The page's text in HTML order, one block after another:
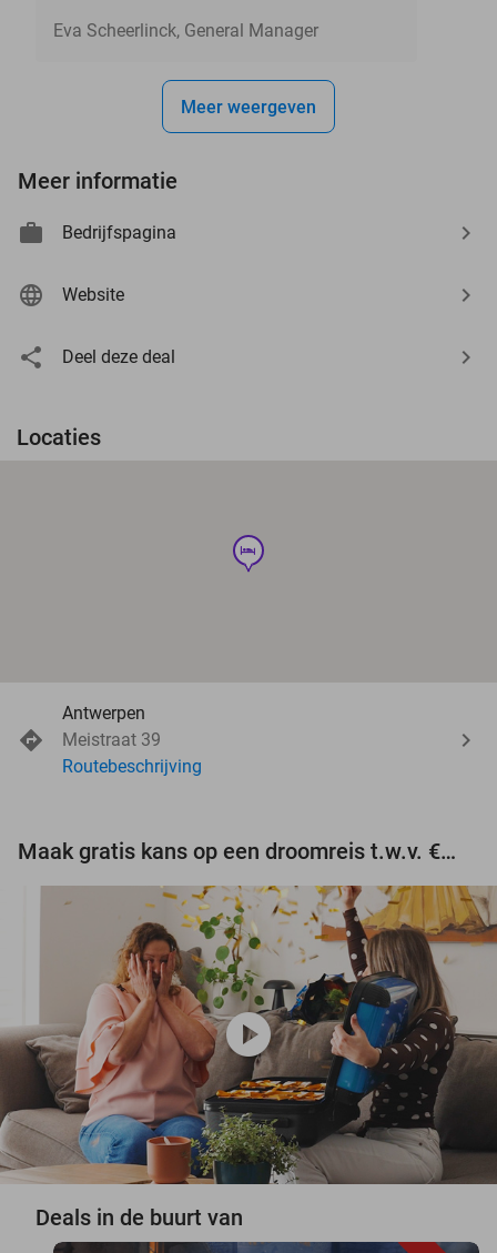
Eva Scheerlinck, General Manager
Meer weergeven
Meer informatie
Bedrijfspagina
Website
Deel deze deal
Locaties
hotel
Antwerpen
Meistraat 39
Routebeschrijving
Maak gratis kans op een droomreis t.w.v. €3.000!
play_circle
Deals in de buurt van